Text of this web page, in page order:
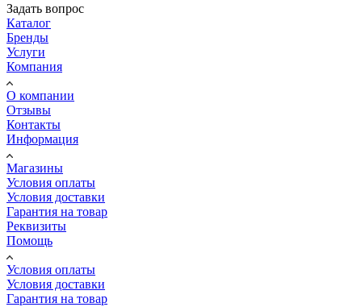
Задать вопрос
Каталог
Бренды
Услуги
Компания
О компании
Отзывы
Контакты
Информация
Магазины
Условия оплаты
Условия доставки
Гарантия на товар
Реквизиты
Помощь
Условия оплаты
Условия доставки
Гарантия на товар